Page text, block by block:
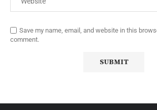
Save my name, email, and website in this
comment.